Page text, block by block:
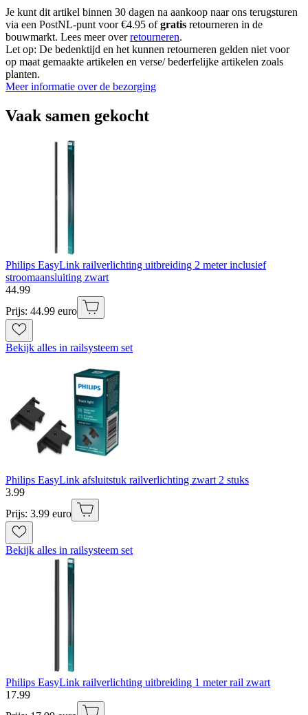
Je kunt dit artikel binnen 30 dagen na aankoop naar ons terugsturen
via een PostNL-punt voor €4.95 ofgratis retourneren in de
bouwmarkt. Lees meer overretourneren.
Let op: De bedenktijd en het kunnen retourneren gelden niet voor
op maat gemaakte artikelen en verse/ bederfelijke artikelen zoals
planten.
Meer informatie over de bezorging
Vaak samen gekocht
Philips EasyLink railverlichting uitbreiding 2 meter inclusief
stroomaansluiting zwart
44.99
Prijs: 44.99 euro
Bekijk alles in railsysteem set
Philips EasyLink afsluitstuk railverlichting zwart 2 stuks
3.99
Prijs: 3.99 euro
Bekijk alles in railsysteem set
Philips EasyLink railverlichting uitbreiding 1 meter rail zwart
17.99